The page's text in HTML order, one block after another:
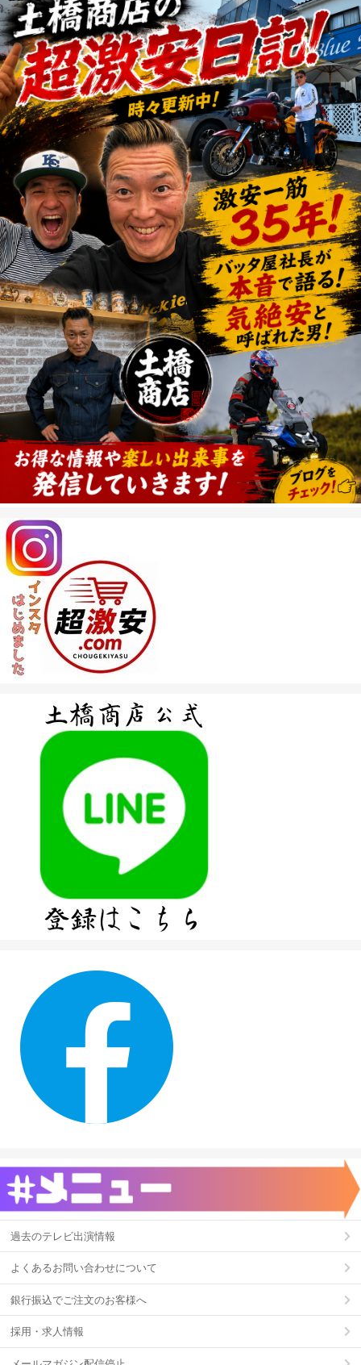
過去のテレビ出演情報
よくあるお問い合わせについて
銀行振込でご注文のお客様へ
採用・求人情報